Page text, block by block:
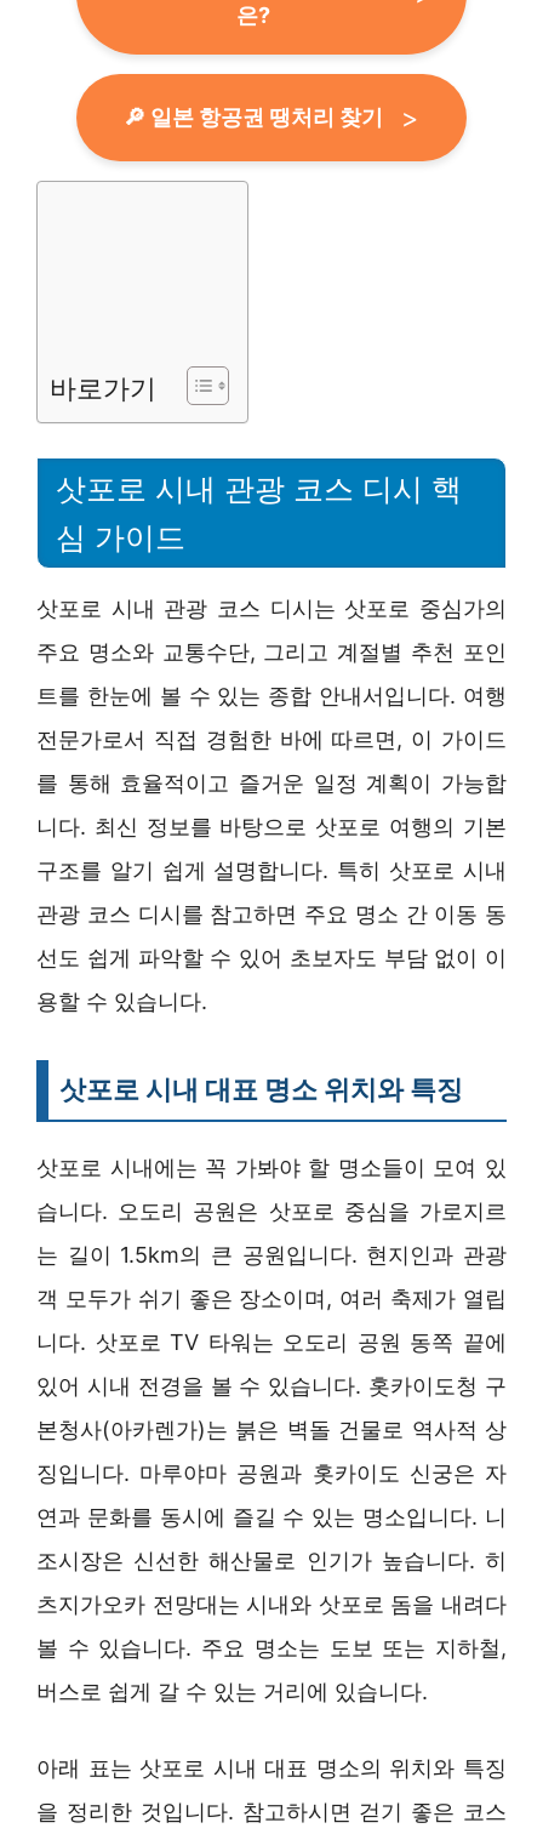
은?
🔎 일본 항공권 땡처리 찾기
바로가기
삿포로 시내 관광 코스 디시 핵
심 가이드
삿포로 시내 관광 코스 디시는 삿포로 중심가의
주요 명소와 교통수단, 그리고 계절별 추천 포인
트를 한눈에 볼 수 있는 종합 안내서입니다. 여행
전문가로서 직접 경험한 바에 따르면, 이 가이드
를 통해 효율적이고 즐거운 일정 계획이 가능합
니다. 최신 정보를 바탕으로 삿포로 여행의 기본
구조를 알기 쉽게 설명합니다. 특히 삿포로 시내
관광 코스 디시를 참고하면 주요 명소 간 이동 동
선도 쉽게 파악할 수 있어 초보자도 부담 없이 이
용할 수 있습니다.
삿포로 시내 대표 명소 위치와 특징
삿포로 시내에는 꼭 가봐야 할 명소들이 모여 있
습니다. 오도리 공원은 삿포로 중심을 가로지르
는 길이 1.5km의 큰 공원입니다. 현지인과 관광
객 모두가 쉬기 좋은 장소이며, 여러 축제가 열립
니다. 삿포로 TV 타워는 오도리 공원 동쪽 끝에
있어 시내 전경을 볼 수 있습니다. 홋카이도청 구
본청사(아카렌가)는 붉은 벽돌 건물로 역사적 상
징입니다. 마루야마 공원과 홋카이도 신궁은 자
연과 문화를 동시에 즐길 수 있는 명소입니다. 니
조시장은 신선한 해산물로 인기가 높습니다. 히
츠지가오카 전망대는 시내와 삿포로 돔을 내려다
볼 수 있습니다. 주요 명소는 도보 또는 지하철,
버스로 쉽게 갈 수 있는 거리에 있습니다.
아래 표는 삿포로 시내 대표 명소의 위치와 특징
을 정리한 것입니다. 참고하시면 걷기 좋은 코스